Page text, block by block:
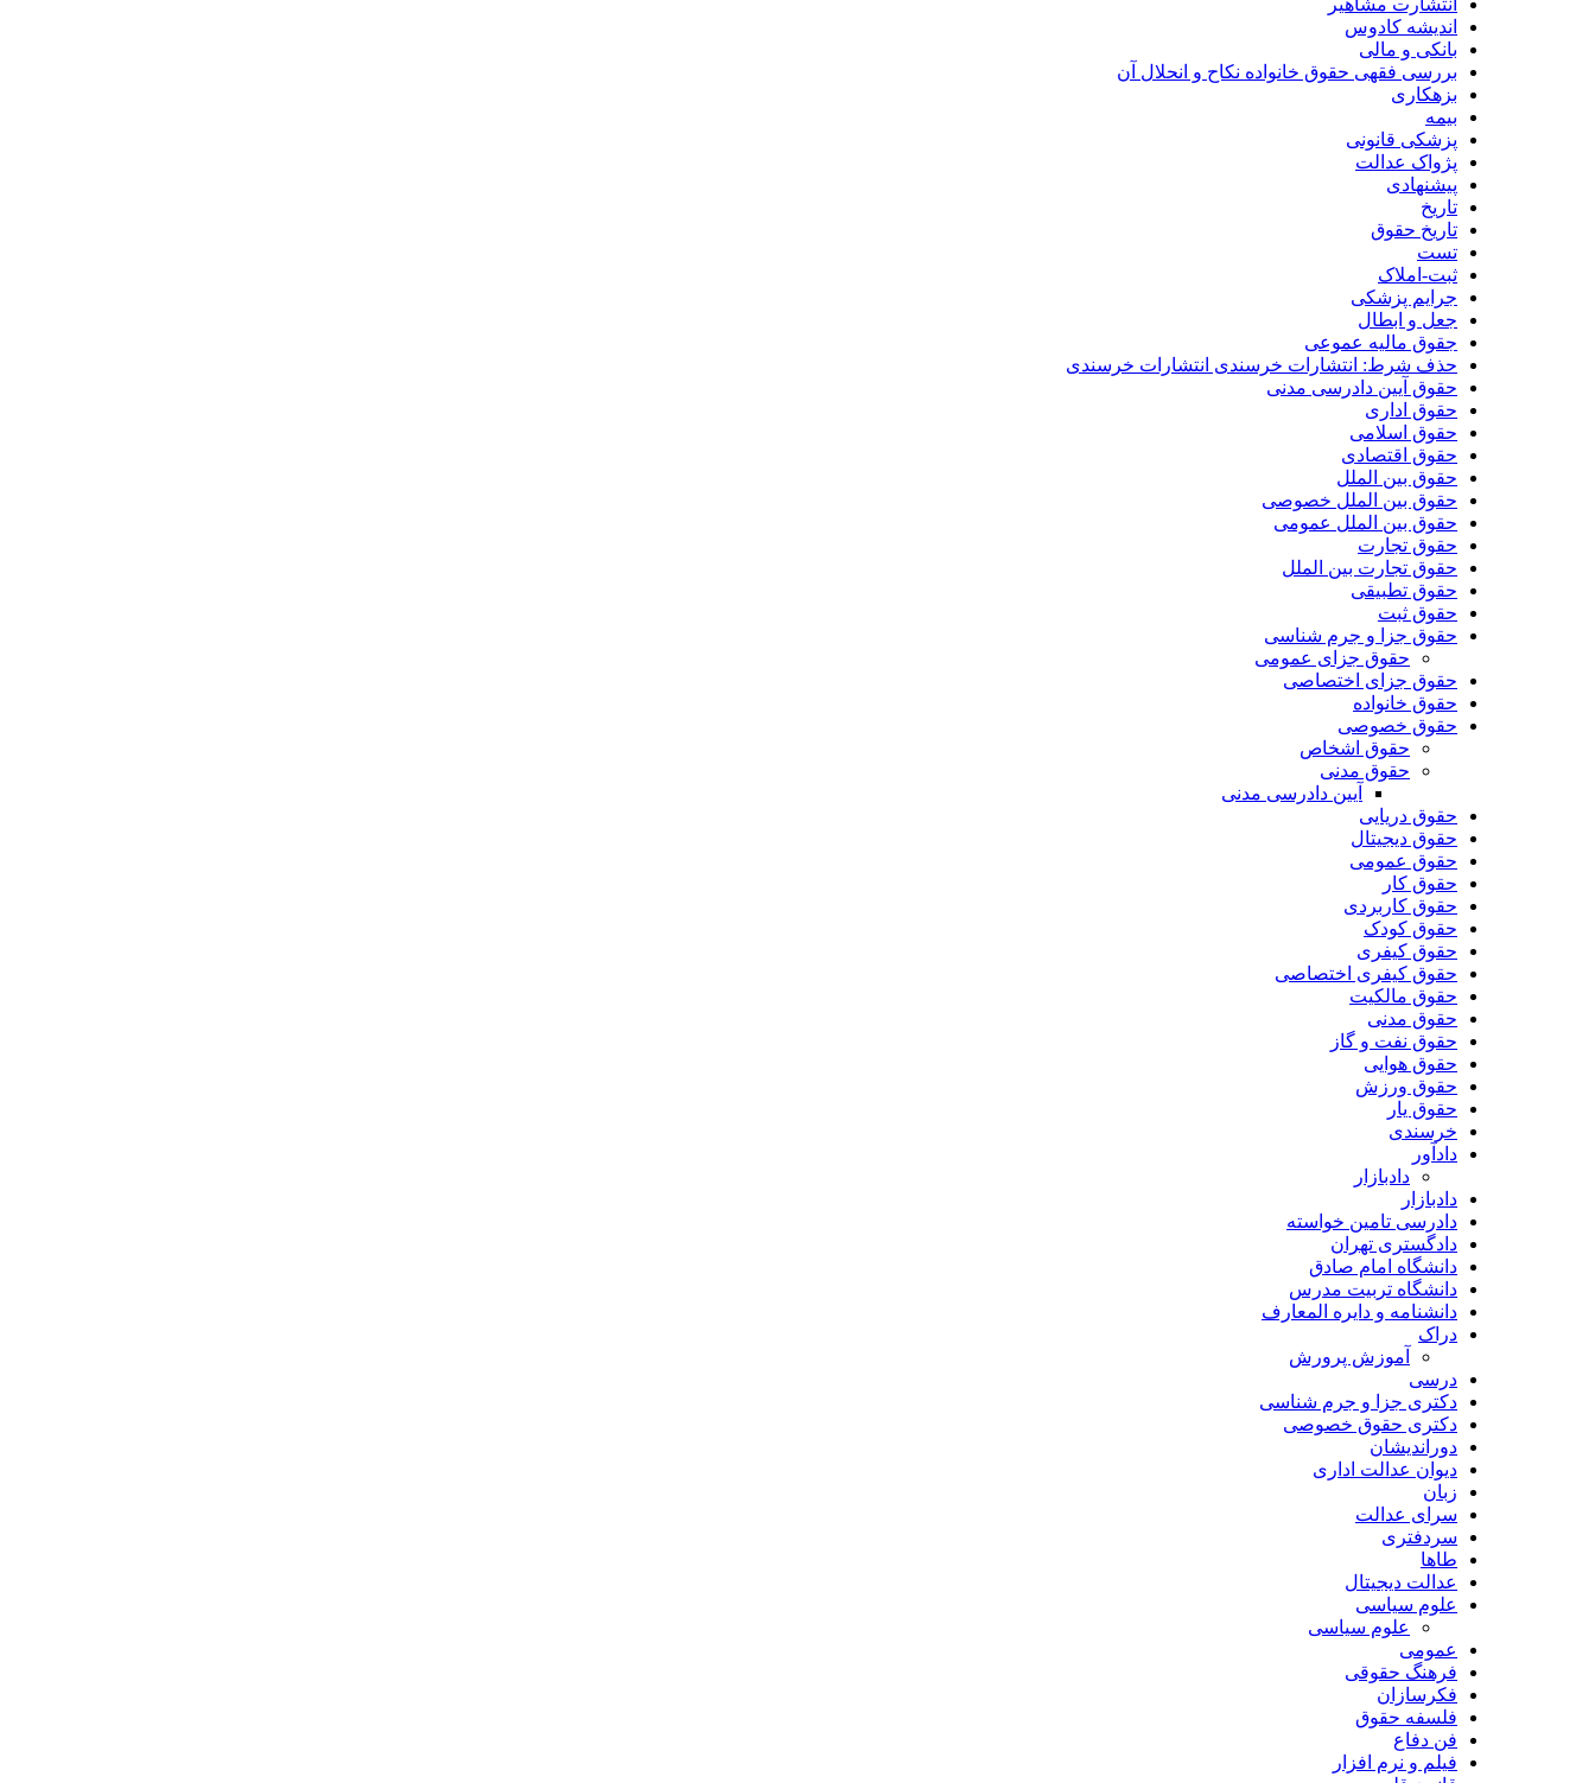
انتشارت مشاهیر
اندیشه کادوس
بانکی و مالی
بررسی فقهی حقوق خانواده نکاح و انحلال آن
بزهکاری
بیمه
پزشکی قانونی
پژواک عدالت
پیشنهادی
تاریخ
تاریخ حقوق
تست
ثبت-املاک
جرایم پزشکی
جعل و ابطال
جقوق مالیه عموعی
حذف شرط: انتشارات خرسندی انتشارات خرسندی
حقوق آیین دادرسی مدنی
حقوق اداری
حقوق اسلامی
حقوق اقتصادی
حقوق بین الملل
حقوق بین الملل خصوصی
حقوق بین الملل عمومی
حقوق تجارت
حقوق تجارت بین الملل
حقوق تطبیقی
حقوق ثبت
حقوق جزا و جرم شناسی
حقوق جزای عمومی
حقوق جزای اختصاصی
حقوق خانواده
حقوق خصوصی
حقوق اشخاص
حقوق مدنی
آیین دادرسی مدنی
حقوق دریایی
حقوق دیجیتال
حقوق عمومی
حقوق کار
حقوق کاربردی
حقوق کودک
حقوق کیفری
حقوق کیفری اختصاصی
حقوق مالکیت
حقوق مدنی
حقوق نفت و گاز
حقوق هوایی
حقوق ورزش
حقوق یار
خرسندی
دادآور
دادبازار
دادبازار
دادرسی تامین خواسته
دادگستری تهران
دانشگاه امام صادق
دانشگاه تربیت مدرس
دانشنامه و دایره المعارف
دراک
آموزش پرورش
درسی
دکتری جزا و جرم شناسی
دکتری حقوق خصوصی
دوراندیشان
دیوان عدالت اداری
زبان
سرای عدالت
سردفتری
طاها
عدالت دیجیتال
علوم سیاسی
علوم سیاسی
عمومی
فرهنگ حقوقی
فکرسازان
فلسفه حقوق
فن دفاع
فیلم و نرم افزار